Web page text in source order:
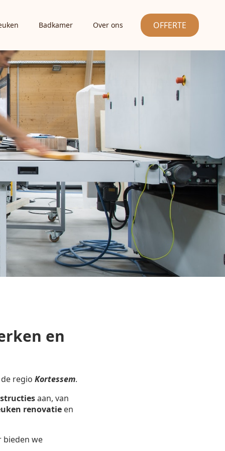
Badkamer Over ons OFFERTE
en
regio Kortessem.
aan, van
renovatieen
bieden we